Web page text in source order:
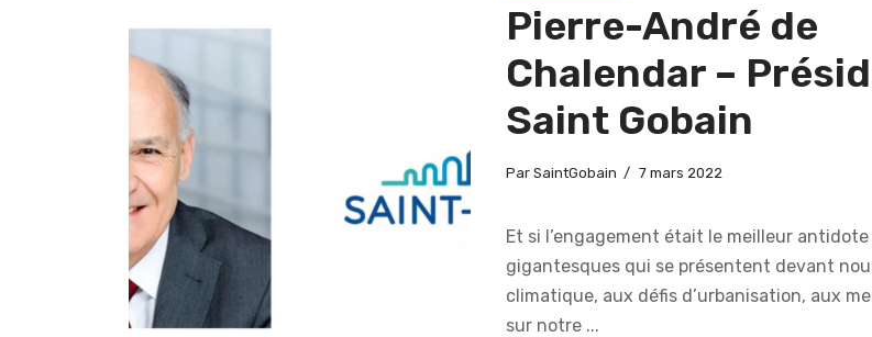
Pierre-André de
Chalendar –
Saint Gobain
Par SaintGobain 7 mars 2022
Et si l’engagement était le meilleur
gigantesques qui se présentent devant
climatique, aux défis d’urbanisation, aux
sur notre ...